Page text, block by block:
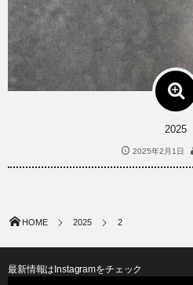
2025
2025年2月1日
HOME 2025 2
最新情報はInstagramをチェック